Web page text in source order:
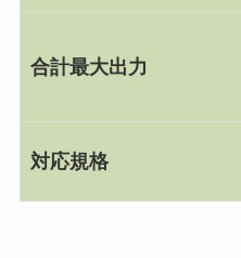
合計最大出力
対応規格